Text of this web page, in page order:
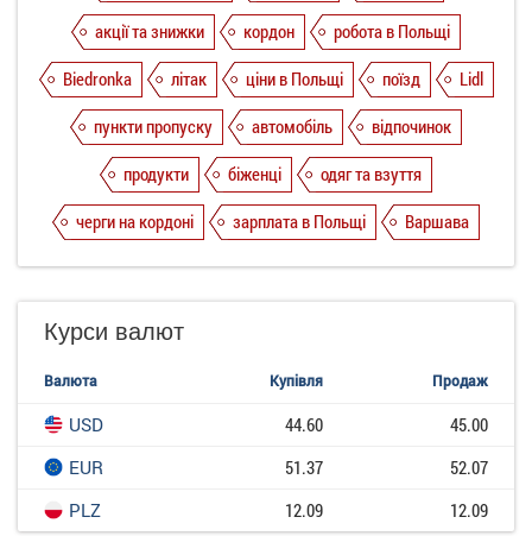
акції та знижки
кордон
робота в Польщі
Biedronka
літак ціни в Польщі поїзд
Lidl
пункти пропуску
автомобіль
відпочинок
продукти
біженці
одяг та взуття
черги на кордоні
зарплата в Польщі Варшава
Курси валют
Валюта Купівля Продаж
USD 44.60
45.00
EUR
51.37
52.07
PLZ
12.09 12.09